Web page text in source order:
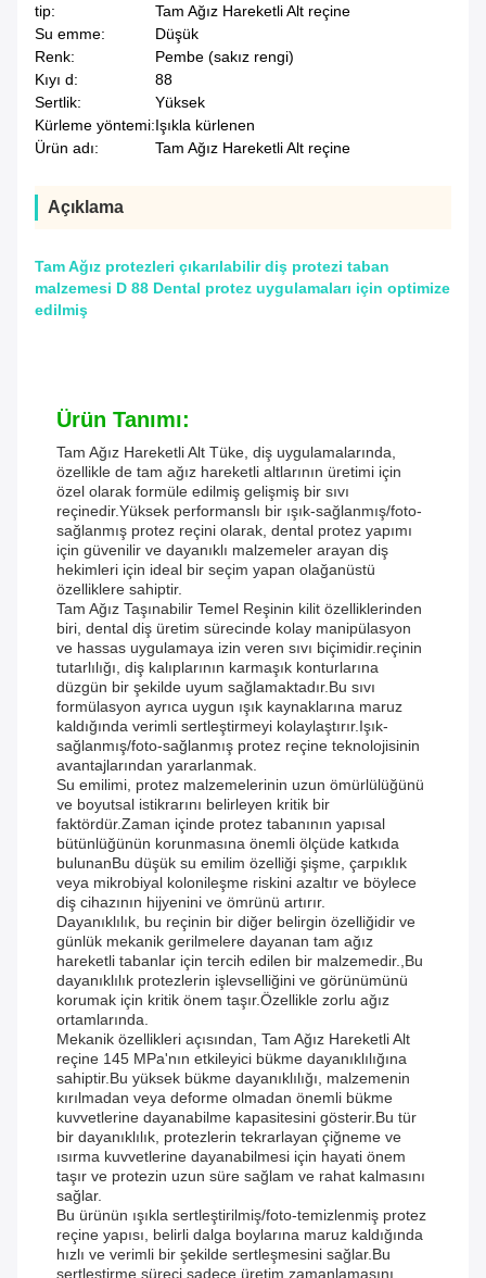
tip:
Tam Ağız Hareketli Alt reçine
Su emme:
Düşük
Renk:
Pembe (sakız rengi)
Kıyı d:
88
Sertlik:
Yüksek
Kürleme yöntemi:Işıkla kürlenen
Ürün adı:
Tam Ağız Hareketli Alt reçine
Açıklama
Tam Ağız protezleri çıkarılabilir diş protezi taban
malzemesi D 88 Dental protez uygulamaları için optimize
edilmiş
Ürün Tanımı:
Tam Ağız Hareketli Alt Tüke, diş uygulamalarında,
özellikle de tam ağız hareketli altlarının üretimi için
özel olarak formüle edilmiş gelişmiş bir sıvı
reçinedir.Yüksek performanslı bir ışık-sağlanmış/foto-
sağlanmış protez reçini olarak, dental protez yapımı
için güvenilir ve dayanıklı malzemeler arayan diş
hekimleri için ideal bir seçim yapan olağanüstü
özelliklere sahiptir.
Tam Ağız Taşınabilir Temel Reşinin kilit özelliklerinden
biri, dental diş üretim sürecinde kolay manipülasyon
ve hassas uygulamaya izin veren sıvı biçimidir.reçinin
tutarlılığı, diş kalıplarının karmaşık konturlarına
düzgün bir şekilde uyum sağlamaktadır.Bu sıvı
formülasyon ayrıca uygun ışık kaynaklarına maruz
kaldığında verimli sertleştirmeyi kolaylaştırır.Işık-
sağlanmış/foto-sağlanmış protez reçine teknolojisinin
avantajlarından yararlanmak.
Su emilimi, protez malzemelerinin uzun ömürlülüğünü
ve boyutsal istikrarını belirleyen kritik bir
faktördür.Zaman içinde protez tabanının yapısal
bütünlüğünün korunmasına önemli ölçüde katkıda
bulunanBu düşük su emilim özelliği şişme, çarpıklık
veya mikrobiyal kolonileşme riskini azaltır ve böylece
diş cihazının hijyenini ve ömrünü artırır.
Dayanıklılık, bu reçinin bir diğer belirgin özelliğidir ve
günlük mekanik gerilmelere dayanan tam ağız
hareketli tabanlar için tercih edilen bir malzemedir.,Bu
dayanıklılık protezlerin işlevselliğini ve görünümünü
korumak için kritik önem taşır.Özellikle zorlu ağız
ortamlarında.
Mekanik özellikleri açısından, Tam Ağız Hareketli Alt
reçine 145 MPa'nın etkileyici bükme dayanıklılığına
sahiptir.Bu yüksek bükme dayanıklılığı, malzemenin
kırılmadan veya deforme olmadan önemli bükme
kuvvetlerine dayanabilme kapasitesini gösterir.Bu tür
bir dayanıklılık, protezlerin tekrarlayan çiğneme ve
ısırma kuvvetlerine dayanabilmesi için hayati önem
taşır ve protezin uzun süre sağlam ve rahat kalmasını
sağlar.
Bu ürünün ışıkla sertleştirilmiş/foto-temizlenmiş protez
reçine yapısı, belirli dalga boylarına maruz kaldığında
hızlı ve verimli bir şekilde sertleşmesini sağlar.Bu
sertleştirme süreci sadece üretim zamanlamasını